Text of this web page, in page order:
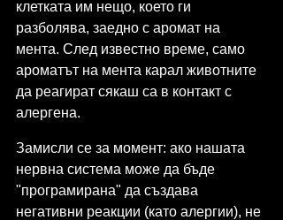
клетката им нещо, което ги
разболява, заедно с аромат на
мента. След известно време, само
ароматът на мента карал животните
да реагират сякаш са в контакт с
алергена.
Замисли се за момент: ако нашата
нервна система може да бъде
"програмирана" да създава
негативни реакции (като алергии), не